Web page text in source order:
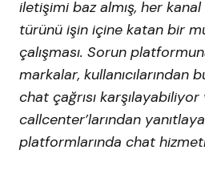
iletişimi baz almış, her
türünü işin içine katan bir
çalışması. Sorun
markalar, kullanıcılarından
chat çağrısı
callcenter’larından
platformlarında chat